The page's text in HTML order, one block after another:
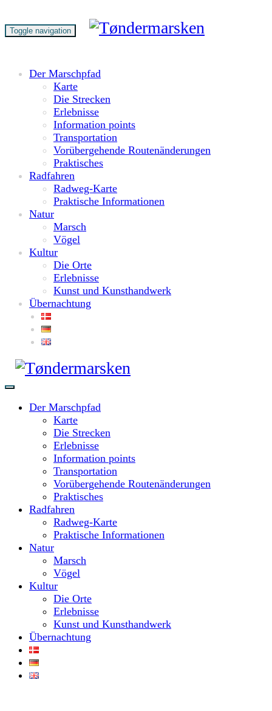
Toggle navigation
Der Marschpfad
Karte
Die Strecken
Erlebnisse
Information points
Transportation
Vorübergehende Routenänderungen
Praktisches
Radfahren
Radweg-Karte
Praktische Informationen
Natur
Marsch
Vögel
Kultur
Die Orte
Erlebnisse
Kunst und Kunsthandwerk
Übernachtung
Der Marschpfad
Karte
Die Strecken
Erlebnisse
Information points
Transportation
Vorübergehende Routenänderungen
Praktisches
Radfahren
Radweg-Karte
Praktische Informationen
Natur
Marsch
Vögel
Kultur
Die Orte
Erlebnisse
Kunst und Kunsthandwerk
Übernachtung